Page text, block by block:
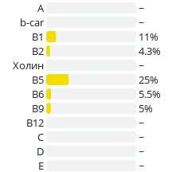
A
~
b-car
~
В1
11%
B2
4.3%
Холин
~
B5
25%
B6
5.5%
B9
5%
B12
~
C
~
D
~
E
~